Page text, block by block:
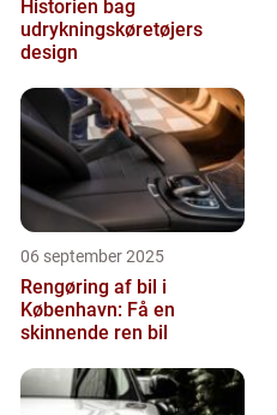
Historien bag
udrykningskøretøjers
design
06 september 2025
Rengøring af bil i
København: Få en
skinnende ren bil